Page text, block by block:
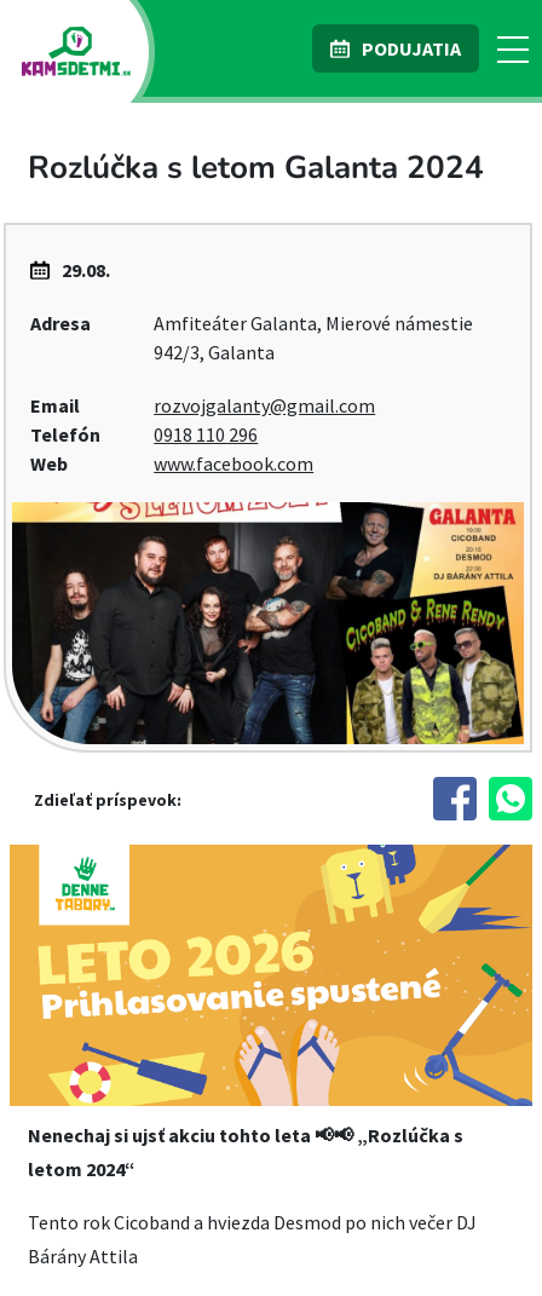
PODUJATIA
Rozlúčka s letom Galanta 2024
29.08.
Adresa
Amfiteáter Galanta, Mierové námestie
942/3, Galanta
Email
rozvojgalanty@gmail.com
Telefón
0918 110 296
Web
www.facebook.com
Zdieľať príspevok:
Nenechaj si ujsť akciu tohto leta 📢📢 „Rozlúčka s
letom 2024“
Tento rok Cicoband a hviezda Desmod po nich večer DJ
Bárány Attila